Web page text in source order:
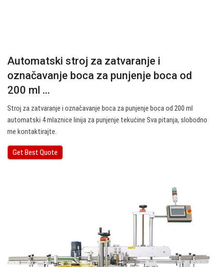
Automatski stroj za zatvaranje i
označavanje boca za punjenje boca od
200 ml ...
Stroj za zatvaranje i označavanje boca za punjenje boca od 200 ml
automatski 4 mlaznice linija za punjenje tekućine Sva pitanja, slobodno
me kontaktirajte.
Get Best Quote